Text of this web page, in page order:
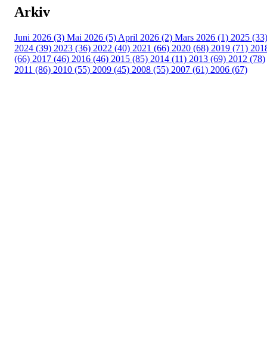
Arkiv
Juni 2026 (3) Mai 2026 (5) April 2026 (2) Mars 2026 (1) 2025 (33)
2024 (39) 2023 (36) 2022 (40) 2021 (66) 2020 (68) 2019 (71)
(66) 2017 (46) 2016 (46) 2015 (85) 2014 (11) 2013 (69) 2012 (78)
2011 (86) 2010 (55) 2009 (45) 2008 (55) 2007 (61) 2006 (67)